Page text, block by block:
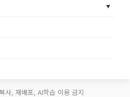
사, 재배포, AI학습 이용 금지